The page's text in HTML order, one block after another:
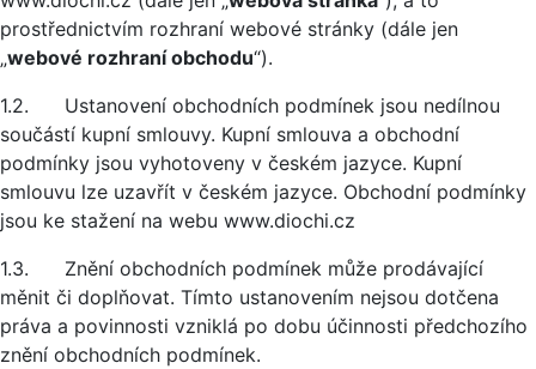
prostřednictvím rozhraní webové stránky (dále jen
„webové rozhraní obchodu“).
1.2. Ustanovení obchodních podmínek jsou nedílnou
součástí kupní smlouvy. Kupní smlouva a obchodní
podmínky jsou vyhotoveny v českém jazyce. Kupní
smlouvu lze uzavřít v českém jazyce. Obchodní podmínky
jsou ke stažení na webu www.diochi.cz
1.3. Znění obchodních podmínek může prodávající
měnit či doplňovat. Tímto ustanovením nejsou dotčena
práva a povinnosti vzniklá po dobu účinnosti předchozího
znění obchodních podmínek.